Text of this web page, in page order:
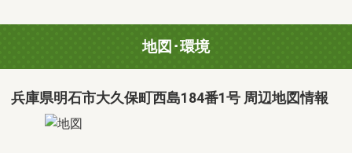
地図･環境
兵庫県明石市大久保町西島184番1号 周辺地図情報